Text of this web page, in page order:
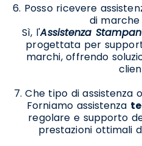
6. Posso ricevere
di marche
Sì, l'Assistenza
progettata per
marchi, offrendo
7. Che tipo di
Forniamo assistenza
regolare e supporto
prestazioni ottimali